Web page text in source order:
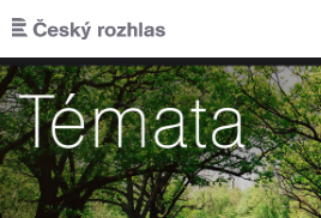
Přejít k hlavnímu obsahu